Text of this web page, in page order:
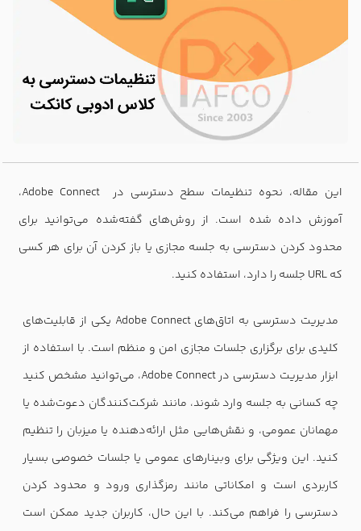
این مقاله، نحوه تنظیمات سطح دسترسی در Adobe Connect،
آموزش داده شده است. از روش‌های گفته‌شده می‌توانید برای
محدود کردن دسترسی به جلسه مجازی یا باز کردن آن برای هر کسی
که URL جلسه را دارد، استفاده کنید.
مدیریت دسترسی به اتاق‌های Adobe Connect یکی از قابلیت‌های
کلیدی برای برگزاری جلسات مجازی امن و منظم است. با استفاده از
ابزار مدیریت دسترسی در Adobe Connect، می‌توانید مشخص کنید
چه کسانی به جلسه وارد شوند، مانند شرکت‌کنندگان دعوت‌شده یا
مهمانان عمومی، و نقش‌هایی مثل ارائه‌دهنده یا میزبان را تنظیم
کنید. این ویژگی برای وبینارهای عمومی یا جلسات خصوصی بسیار
کاربردی است و امکاناتی مانند رمزگذاری ورود و محدود کردن
دسترسی را فراهم می‌کند. با این حال، کاربران جدید ممکن است